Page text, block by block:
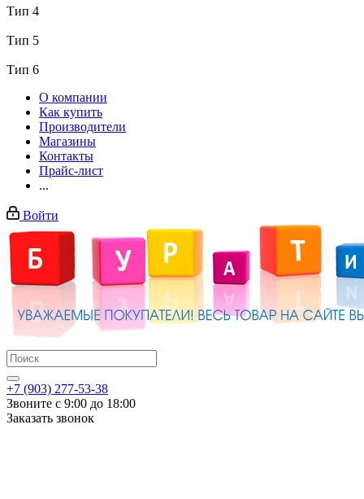
Тип 4
Тип 5
Тип 6
О компании
Как купить
Производители
Магазины
Контакты
Прайс-лист
...
Войти
+7 (903) 277-53-38
Звоните с 9:00 до 18:00
Заказать звонок